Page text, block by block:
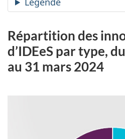
Répartition des
d’IDEeS par type,
au 31 mars 2024